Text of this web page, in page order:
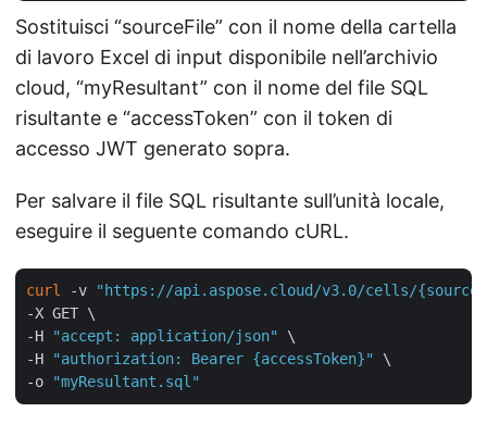
Sostituisci “sourceFile” con il nome della cartella
di lavoro Excel di input disponibile nell’archivio
cloud, “myResultant” con il nome del file SQL
risultante e “accessToken” con il token di
accesso JWT generato sopra.
Per salvare il file SQL risultante sull’unità locale,
eseguire il seguente comando cURL.
curl -v
"https://api.aspose.cloud/v3.0/cells/
-X GET \
-H
"accept: application/json"
\
-H
"authorization: Bearer {accessToken}"
\
-o
"myResultant.sql"